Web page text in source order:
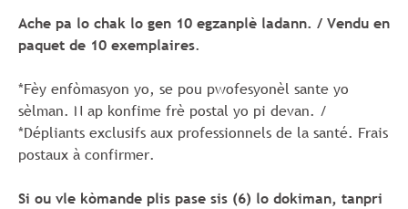
un
nouvel
onglet.
taille
de
va
nouvel
onglet.
Ache pa lo chak lo gen 10 egzanplè ladann. / Vendu en
paquet de 10 exemplaires.
*Fèy enfòmasyon yo, se pou pwofesyonèl sante yo
sèlman. N ap konfime frè postal yo pi devan. /
*Dépliants exclusifs aux professionnels de la santé. Frais
postaux à confirmer.
Si ou vle kòmande plis pase sis (6) lo dokiman, tanpri